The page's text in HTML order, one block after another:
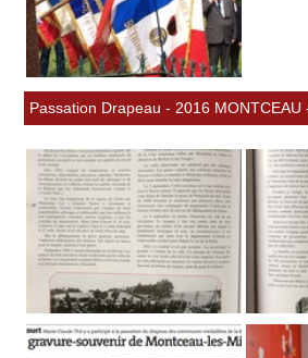
Passation Drapeau - 2016 MONTCEAU